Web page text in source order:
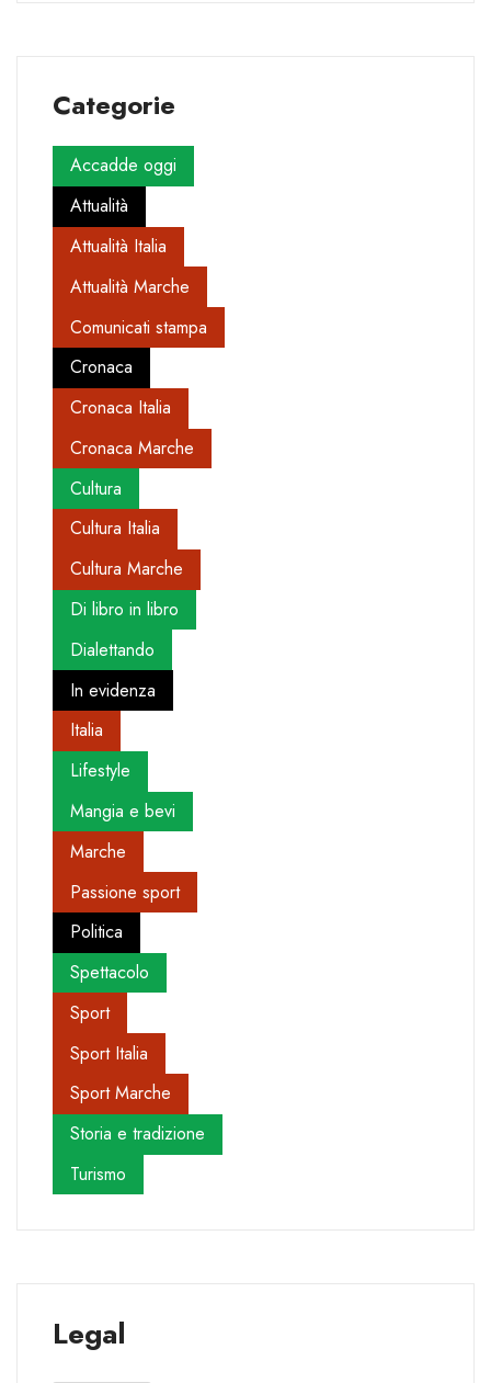
Categorie
Accadde oggi
Attualità
Attualità Italia
Attualità Marche
Comunicati stampa
Cronaca
Cronaca Italia
Cronaca Marche
Cultura
Cultura Italia
Cultura Marche
Di libro in libro
Dialettando
In evidenza
Italia
Lifestyle
Mangia e bevi
Marche
Passione sport
Politica
Spettacolo
Sport
Sport Italia
Sport Marche
Storia e tradizione
Turismo
Legal